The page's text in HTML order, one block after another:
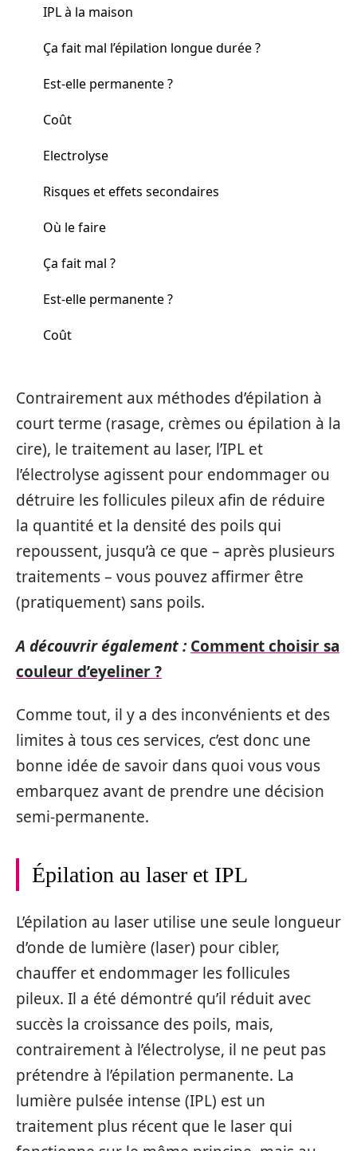
IPL à la maison
Ça fait mal l’épilation longue durée ?
Est-elle permanente ?
Coût
Electrolyse
Risques et effets secondaires
Où le faire
Ça fait mal ?
Est-elle permanente ?
Coût
Contrairement aux méthodes d’épilation à
court terme (rasage, crèmes ou épilation à la
cire), le traitement au laser, l’IPL et
l’électrolyse agissent pour endommager ou
détruire les follicules pileux afin de réduire
la quantité et la densité des poils qui
repoussent, jusqu’à ce que – après plusieurs
traitements – vous pouvez affirmer être
(pratiquement) sans poils.
A découvrir également : Comment choisir sa
couleur d’eyeliner ?
Comme tout, il y a des inconvénients et des
limites à tous ces services, c’est donc une
bonne idée de savoir dans quoi vous vous
embarquez avant de prendre une décision
semi-permanente.
Épilation au laser et IPL
L’épilation au laser utilise une seule longueur
d’onde de lumière (laser) pour cibler,
chauffer et endommager les follicules
pileux. Il a été démontré qu’il réduit avec
succès la croissance des poils, mais,
contrairement à l’électrolyse, il ne peut pas
prétendre à l’épilation permanente. La
lumière pulsée intense (IPL) est un
traitement plus récent que le laser qui